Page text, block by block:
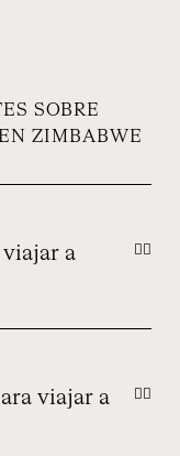
SOBRE
ZIMBABWE
viajar a
viajar a